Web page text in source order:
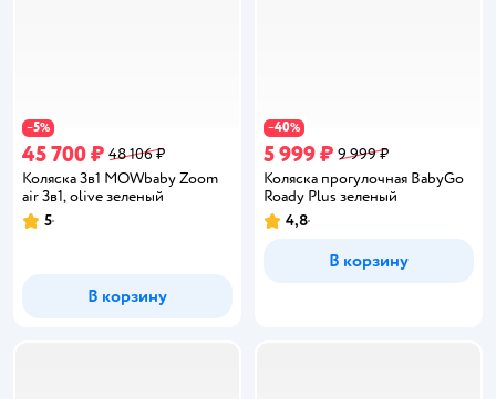
−5%
45 700 ₽ 48 106 ₽
Коляска 3в1 MOWbaby Zoom
air 3в1, olive зеленый
Рейтинг:
5
В корзину
−40%
5 999 ₽ 9 999 ₽
Коляска прогулочная BabyGo
Roady Plus зеленый
Рейтинг:
4,8
В корзину